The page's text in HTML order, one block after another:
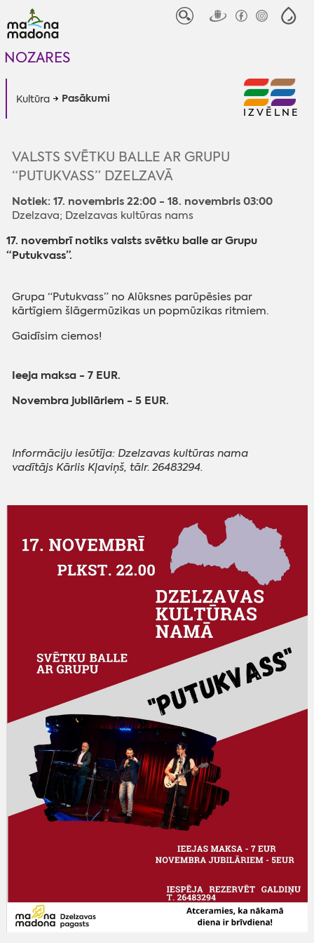
NOZARES
Kultūra Pasākumi
IZVĒLNE
VALSTS SVĒTKU BALLE AR GRUPU
“PUTUKVASS” DZELZAVĀ
Notiek: 17. novembris 22:00 - 18. novembris 03:00
Dzelzava; Dzelzavas kultūras nams
17. novembrī notiks valsts svētku balle ar Grupu
“Putukvass”.
Grupa “Putukvass” no Alūksnes parūpēsies par
kārtīgiem šlāgermūzikas un popmūzikas ritmiem.
Gaidīsim ciemos!
Ieeja maksa - 7 EUR.
Novembra jubilāriem - 5 EUR.
Informāciju iesūtīja: Dzelzavas kultūras nama
vadītājs Kārlis Kļaviņš, tālr. 26483294.